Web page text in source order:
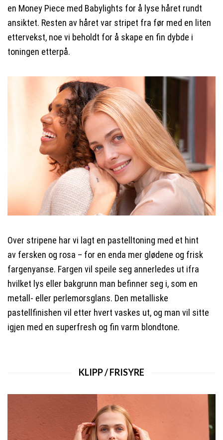
en Money Piece med Babylights for å lyse håret rundt
ansiktet. Resten av håret var stripet fra før med en liten
ettervekst, noe vi beholdt for å skape en fin dybde i
toningen etterpå.
Over stripene har vi lagt en pastel toning med et hint
av fersken og rosa – for en enda mer glødene og frisk
fargenyanse. Fargen vil speile seg annerledes ut ifra
hvilket lys eller bakgrunn man befinner seg i, som en
metall- eller perlemorsglans. Den metalliske
pastellfinishen vil etter hvert vaskes ut, og man vil sitte
igjen med en superfresh og fin varm blondtone.
KLIPP / FRISYRE